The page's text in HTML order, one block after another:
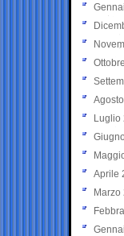
Luglio
Aprile
Marzo